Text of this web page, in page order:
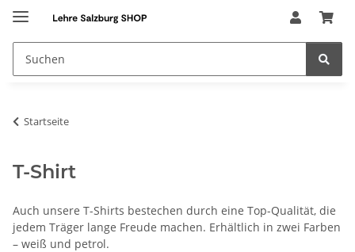
Startseite
T-Shirt
Auch unsere T-Shirts bestechen durch eine Top-Qualität, die
jedem Träger lange Freude machen. Erhältlich in zwei Farben
– weiß und petrol.